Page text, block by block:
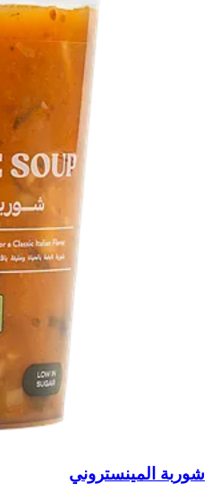
شوربة المينستروني